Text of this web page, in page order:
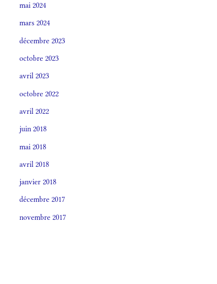
mai 2024
mars 2024
décembre 2023
octobre 2023
avril 2023
octobre 2022
avril 2022
juin 2018
mai 2018
avril 2018
janvier 2018
décembre 2017
novembre 2017